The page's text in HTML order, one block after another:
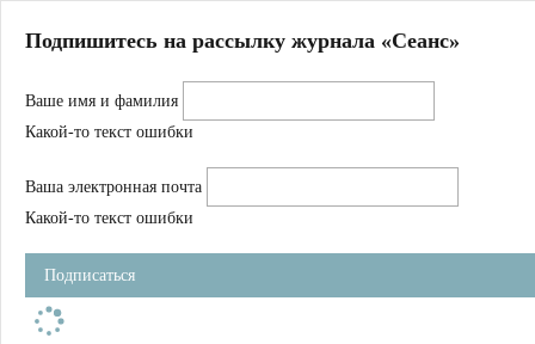
Магазин
Журнал
Школа
Устав
Фильмы
Имена
Тэги
Подпишитесь на рассылку журнала «Сеанс»
Ваше имя и фамилия
Какой-то текст ошибки
Ваша электронная почта
Какой-то текст ошибки
Подписаться